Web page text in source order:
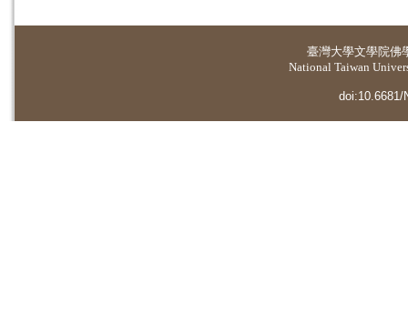
臺灣大學文學院佛
National Taiwan
doi:10.6681/